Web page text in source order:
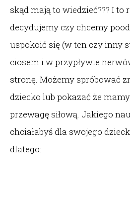
skąd mają to wiedzieć??? I to
decydujemy czy chcemy
uspokoić się (w ten czy inny
ciosem i w przypływie
stronę. Możemy spróbować
dziecko lub pokazać że
przewagę siłową. Jakiego
chciałabyś dla swojego
dlatego: